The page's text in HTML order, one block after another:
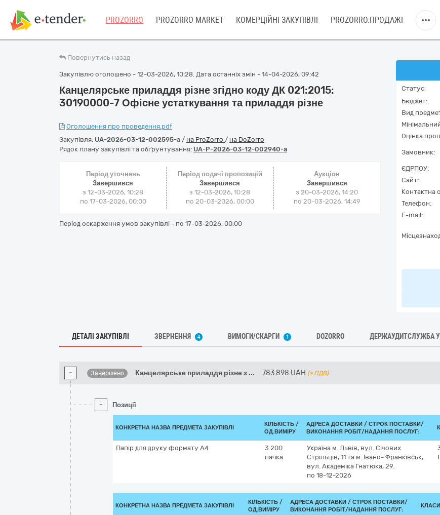
PROZORRO PROZORRO MARKET КОМЕРЦІЙНІ ЗАКУПІВЛІ PROZORRO.ПРОДАЖІ
Повернутись назад
Закупівлю оголошено - 12-03-2026, 10:28. Дата останніх змін - 14-04-2026, 09:42
Канцелярське приладдя різне згідно коду ДК 021:2015:
30190000-7 Офісне устаткування та приладдя різне
Оголошення про проведення.pdf
Закупівля: UA-2026-03-12-002595-a / на ProZorro / на DoZorro
Рядок плану закупівлі та обґрунтування: UA-P-2026-03-12-002940-a
Період уточнень
Завершився
з 12-03-2026, 10:28
по 17-03-2026, 00:00
Період подачі пропозицій
Завершився
з 12-03-2026, 10:28
по 20-03-2026, 00:00
Аукціон
Завершився
з20-03-2026, 14:20
по 20-03-2026, 14:49
Період оскарження умов закупівлі - по 17-03-2026, 00:00
Статус:
Бюджет:
Вид
Оцінка
Замовник:
ЄДРПОУ:
Сайт:
Контактна
Телефон:
E-mail:
ДЕТАЛІ ЗАКУПІВЛІ ЗВЕРНЕННЯ 4 ВИМОГИ/СКАРГИ 1 DOZORRO ДЕРЖАУДИТСЛУЖБА
- Завершено Канцелярське приладдя різне з ... 783 898 UAH (з ПДВ)
- Позиції
КОНКРЕТНА НАЗВА ПРЕДМЕТА ЗАКУПІВЛІ
КІЛЬКІСТЬ /
ОД.ВИМІРУ
АДРЕСА ДОСТАВКИ / СТРОК ПОСТАВКИ/
ВИКОНАННЯ РОБІТ/НАДАННЯ ПОСЛУГ:
Папір для друку формату А4
3 200
пачка
Україна м. Львів, вул. Січових
Стрільців, 11 та м. Івано- Франківськ,
вул. Академіка Гнатюка, 29.
по 18-12-2026
КОНКРЕТНА НАЗВА ПРЕДМЕТА ЗАКУПІВЛІ
КІЛЬКІСТЬ /
ОД.ВИМІРУ
АДРЕСА ДОСТАВКИ / СТРОК ПОСТАВКИ/
ВИКОНАННЯ РОБІТ/НАДАННЯ ПОСЛУГ: